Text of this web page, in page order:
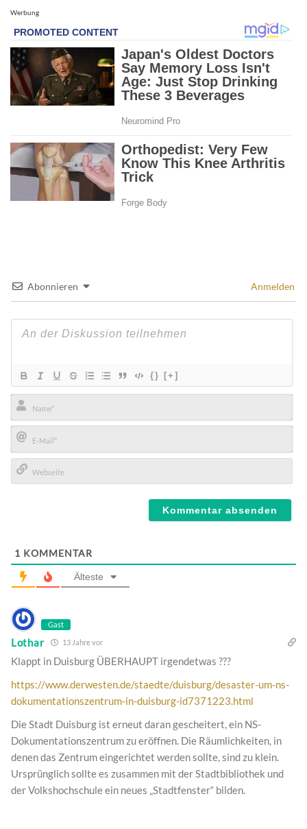
Werbung
Abonnieren Anmelden
{} [+]
Name*
E-
Mail*
1 KOMMENTAR
Älteste
Gast
Lothar 13 Jahre vor
Klappt in Duisburg ÜBERHAUPT irgendetwas ???
https://www.derwesten.de/staedte/duisburg/desaster-um-ns-
dokumentationszentrum-in-duisburg-id7371223.html
Die Stadt Duisburg ist erneut daran gescheitert, ein NS-
Dokumentationszentrum zu eröffnen. Die Räumlichkeiten, in
denen das Zentrum eingerichtet werden sollte, sind zu klein.
Ursprünglich sollte es zusammen mit der Stadtbibliothek und
der Volkshochschule ein neues „Stadtfenster“ bilden.